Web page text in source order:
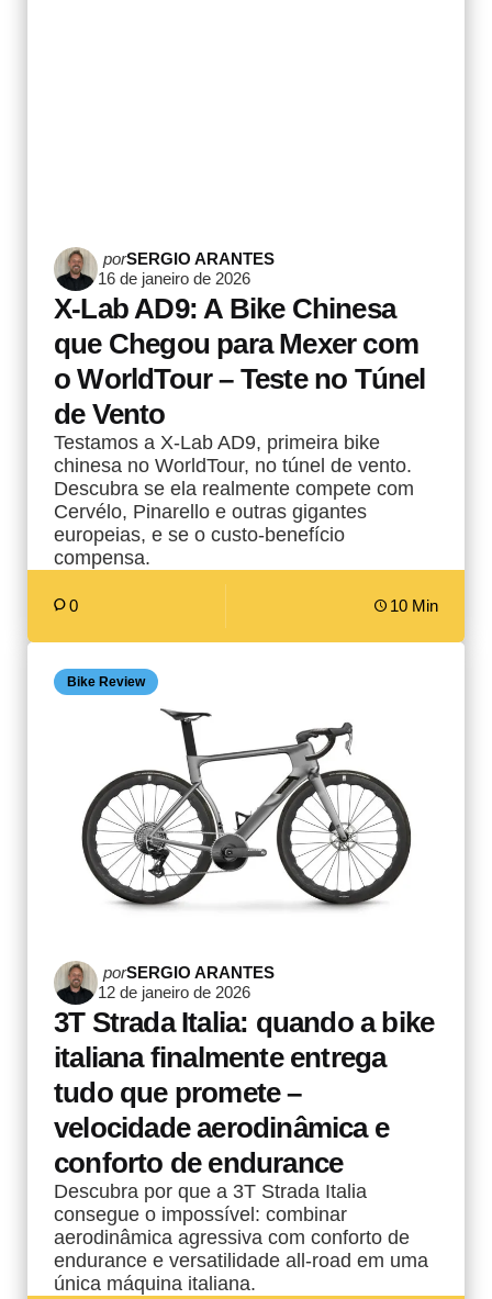
Postado
por
porSERGIO ARANTES
16 de janeiro de 2026
X-Lab AD9: A Bike Chinesa
que Chegou para Mexer com
o WorldTour – Teste no Túnel
de Vento
Testamos a X-Lab AD9, primeira bike
chinesa no WorldTour, no túnel de vento.
Descubra se ela realmente compete com
Cervélo, Pinarello e outras gigantes
europeias, e se o custo-benefício
compensa.
0 10 Min
Bike Review
Postado
por
porSERGIO ARANTES
12 de janeiro de 2026
3T Strada Italia: quando a bike
italiana finalmente entrega
tudo que promete –
velocidade aerodinâmica e
conforto de endurance
Descubra por que a 3T Strada Italia
consegue o impossível: combinar
aerodinâmica agressiva com conforto de
endurance e versatilidade all-road em uma
única máquina italiana.